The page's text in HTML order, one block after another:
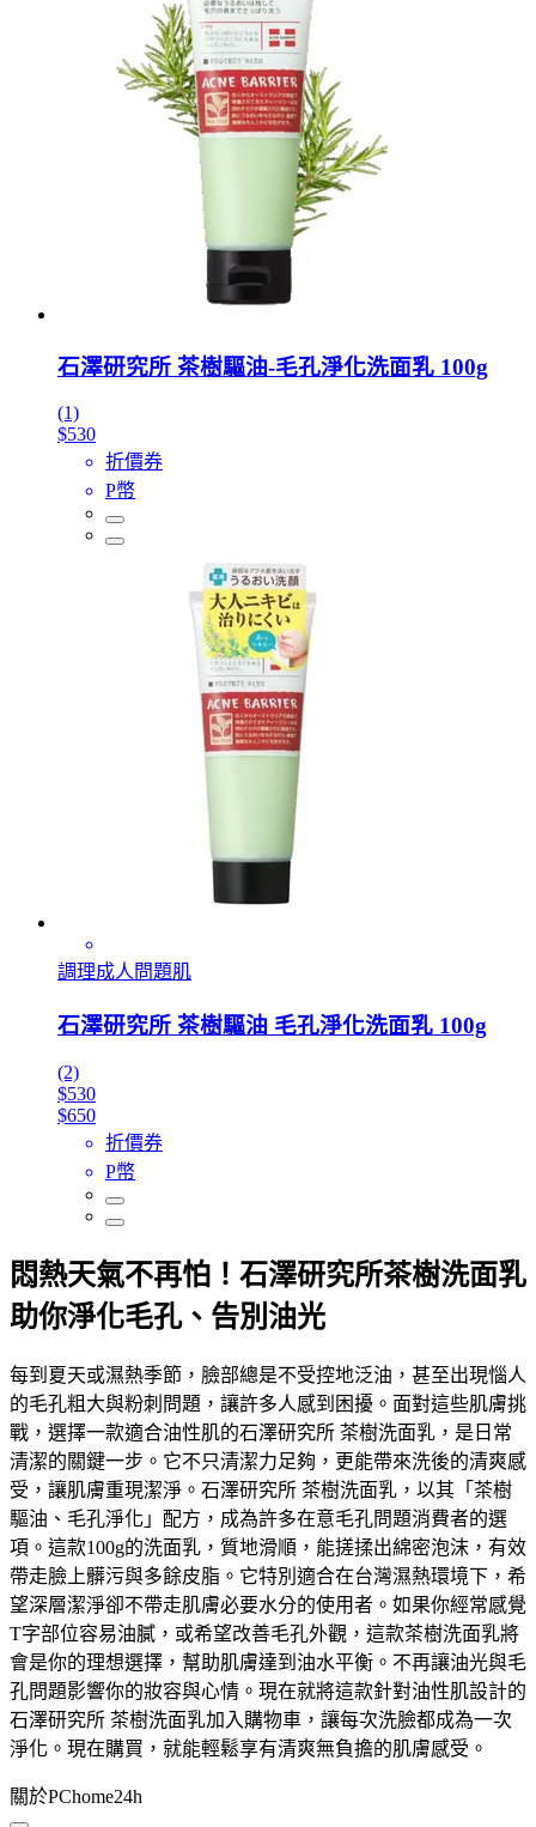
石澤研究所 茶樹驅油-毛孔淨化洗面乳 100g
(1)
$530
折價券
P幣
調理成人問題肌
石澤研究所 茶樹驅油 毛孔淨化洗面乳 100g
(2)
$530
$650
折價券
P幣
悶熱天氣不再怕！石澤研究所茶樹洗面乳
助你淨化毛孔、告別油光
每到夏天或濕熱季節，臉部總是不受控地泛油，甚至出現惱人
的毛孔粗大與粉刺問題，讓許多人感到困擾。面對這些肌膚挑
戰，選擇一款適合油性肌的石澤研究所 茶樹洗面乳，是日常
清潔的關鍵一步。它不只清潔力足夠，更能帶來洗後的清爽感
受，讓肌膚重現潔淨。石澤研究所 茶樹洗面乳，以其「茶樹
驅油、毛孔淨化」配方，成為許多在意毛孔問題消費者的選
項。這款100g的洗面乳，質地滑順，能搓揉出綿密泡沫，有效
帶走臉上髒污與多餘皮脂。它特別適合在台灣濕熱環境下，希
望深層潔淨卻不帶走肌膚必要水分的使用者。如果你經常感覺
T字部位容易油膩，或希望改善毛孔外觀，這款茶樹洗面乳將
會是你的理想選擇，幫助肌膚達到油水平衡。不再讓油光與毛
孔問題影響你的妝容與心情。現在就將這款針對油性肌設計的
石澤研究所 茶樹洗面乳加入購物車，讓每次洗臉都成為一次
淨化。現在購買，就能輕鬆享有清爽無負擔的肌膚感受。
關於PChome24h